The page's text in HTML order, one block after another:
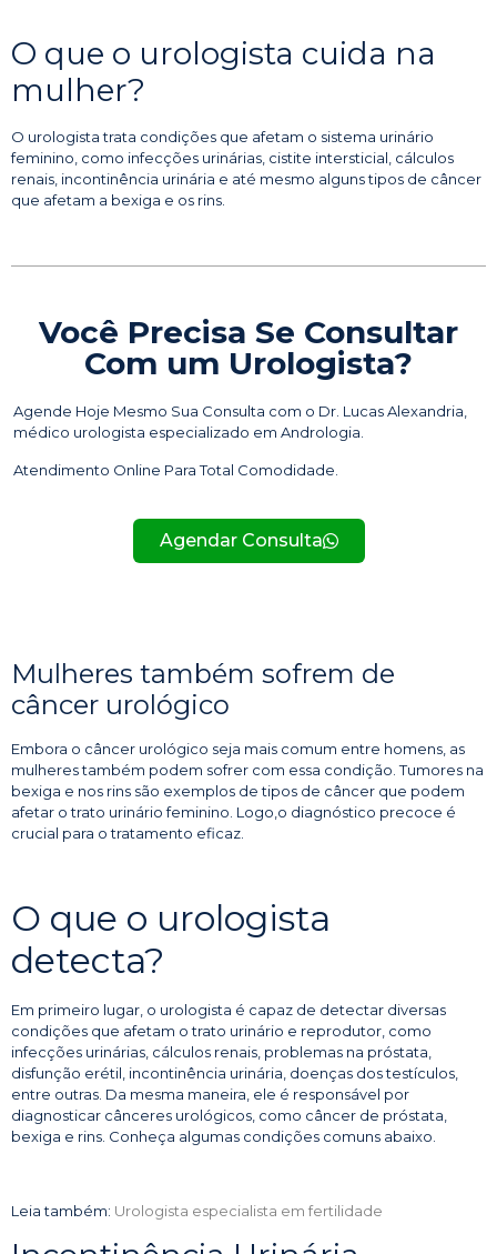
O que o urologista cuida na
mulher?
O urologista trata condições que afetam o sistema urinário
feminino, como infecções urinárias, cistite intersticial, cálculos
renais, incontinência urinária e até mesmo alguns tipos de câncer
que afetam a bexiga e os rins.
Você Precisa Se Consultar
Com um Urologista?
Agende Hoje Mesmo Sua Consulta com o Dr. Lucas Alexandria,
médico urologista especializado em Andrologia.
Atendimento Online Para Total Comodidade.
Agendar Consulta
Mulheres também sofrem de
câncer urológico
Embora o câncer urológico seja mais comum entre homens, as
mulheres também podem sofrer com essa condição. Tumores na
bexiga e nos rins são exemplos de tipos de câncer que podem
afetar o trato urinário feminino. Logo,o diagnóstico precoce é
crucial para o tratamento eficaz.
O que o urologista
detecta?
Em primeiro lugar, o urologista é capaz de detectar diversas
condições que afetam o trato urinário e reprodutor, como
infecções urinárias, cálculos renais, problemas na próstata,
disfunção erétil, incontinência urinária, doenças dos testículos,
entre outras. Da mesma maneira, ele é responsável por
diagnosticar cânceres urológicos, como câncer de próstata,
bexiga e rins. Conheça algumas condições comuns abaixo.
Leia também: Urologista especialista em fertilidade